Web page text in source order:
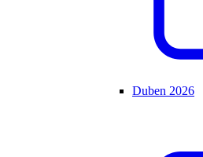
Duben 2026